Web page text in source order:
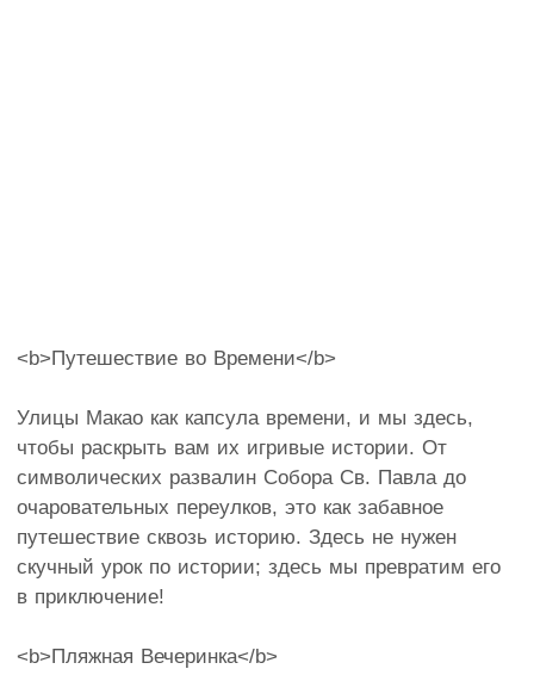
<b>Путешествие во Времени</b>
Улицы Макао как капсула времени, и мы здесь,
чтобы раскрыть вам их игривые истории. От
символических развалин Собора Св. Павла до
очаровательных переулков, это как забавное
путешествие сквозь историю. Здесь не нужен
скучный урок по истории; здесь мы превратим его
в приключение!
<b>Пляжная Вечеринка</b>